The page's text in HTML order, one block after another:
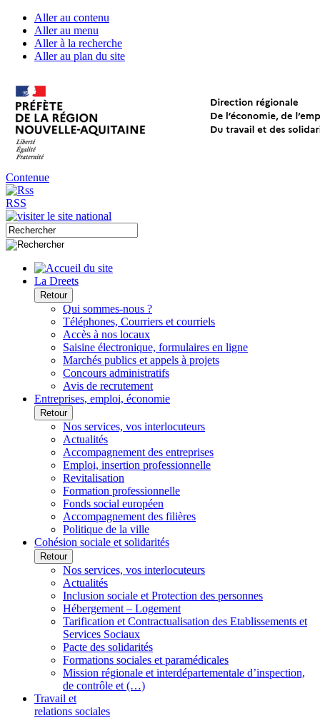
Aller au contenu
Aller au menu
Aller à la recherche
Aller au plan du site
Contenue
RSS
La Dreets
Retour
Qui sommes-nous ?
Téléphones, Courriers et courriels
Accès à nos locaux
Saisine électronique, formulaires en ligne
Marchés publics et appels à projets
Concours administratifs
Avis de recrutement
Entreprises, emploi, économie
Retour
Nos services, vos interlocuteurs
Actualités
Accompagnement des entreprises
Emploi, insertion professionnelle
Revitalisation
Formation professionnelle
Fonds social européen
Accompagnement des filières
Politique de la ville
Cohésion sociale et solidarités
Retour
Nos services, vos interlocuteurs
Actualités
Inclusion sociale et Protection des personnes
Hébergement – Logement
Tarification et Contractualisation des Etablissements et
Services Sociaux
Pacte des solidarités
Formations sociales et paramédicales
Mission régionale et interdépartementale d’inspection,
de contrôle et (…)
Travail et
relations sociales